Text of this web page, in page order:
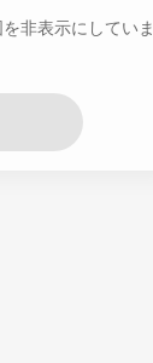
非表示にしていま